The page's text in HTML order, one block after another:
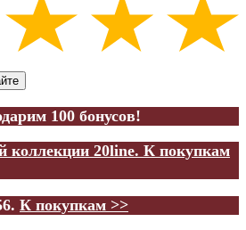
100 бонусов!
коллекции 20line. К покупкам
К покупкам >>